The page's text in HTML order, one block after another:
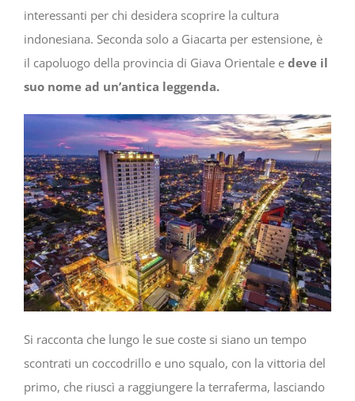
interessanti per chi desidera scoprire la cultura
indonesiana. Seconda solo a Giacarta per estensione, è
il capoluogo della provincia di Giava Orientale e deve il
suo nome ad un’antica leggenda.
Si racconta che lungo le sue coste si siano un tempo
scontrati un coccodrillo e uno squalo, con la vittoria del
primo, che riuscì a raggiungere la terraferma, lasciando